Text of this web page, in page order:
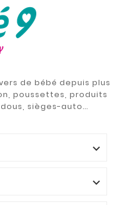
de bébé depuis plus
poussettes, produits
sièges-auto…

